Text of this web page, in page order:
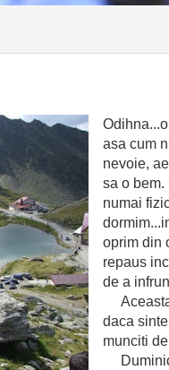
asa cum
nevoie,
sa o
numai
oprim din
repaus
de a
Aceasta
daca
munciti